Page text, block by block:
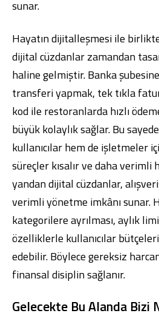
sunar.
Hayatın dijitalleşmesi ile
dijital cüzdanlar zamandan
haline gelmiştir. Banka
transferi yapmak, tek tıkla
kod ile restoranlarda hızlı
büyük kolaylık sağlar. Bu
kullanıcılar hem de işletmeler
süreçler kısalır ve daha verimli
yandan dijital cüzdanlar,
verimli yönetme imkânı sunar.
kategorilere ayrılması, aylık
özelliklerle kullanıcılar
edebilir. Böylece gereksiz
finansal disiplin sağlanır.
Gelecekte Bu Alanda Bizi